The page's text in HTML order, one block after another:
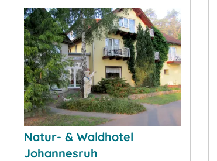
Natur- & Waldhotel
Johannesruh